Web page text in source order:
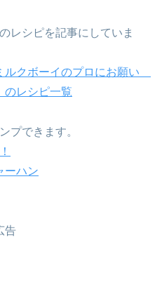
レシピを記事にしていま
ルクボーイのプロにお願い
のレシピ一覧
プできます。
ーハン
告